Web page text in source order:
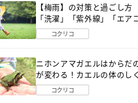
【梅雨】の対策と過ごし方
「洗濯」「紫外線」「エア
ン」「ゲリラ豪雨」…〔気象
報士が完全ガイド〕
コクリコ
ニホンアマガエルはからだ
が変わる！カエルの体のし
から両生類の特ちょうまで図
MOVEが解説！
コクリコ